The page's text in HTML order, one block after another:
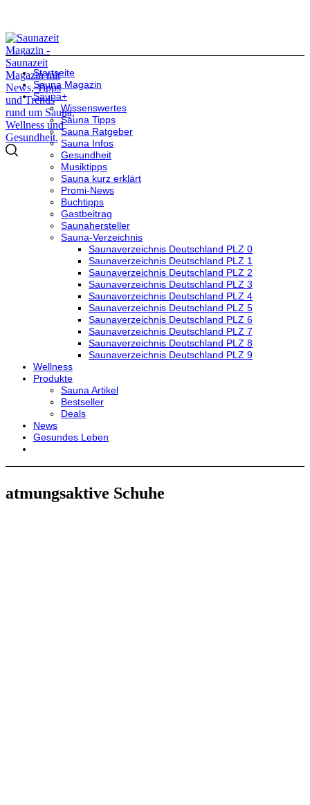
Startseite
Sauna Magazin
Sauna+
Wissenswertes
Sauna Tipps
Sauna Ratgeber
Sauna Infos
Gesundheit
Musiktipps
Sauna kurz erklärt
Promi-News
Buchtipps
Gastbeitrag
Saunahersteller
Sauna-Verzeichnis
Saunaverzeichnis Deutschland PLZ 0
Saunaverzeichnis Deutschland PLZ 1
Saunaverzeichnis Deutschland PLZ 2
Saunaverzeichnis Deutschland PLZ 3
Saunaverzeichnis Deutschland PLZ 4
Saunaverzeichnis Deutschland PLZ 5
Saunaverzeichnis Deutschland PLZ 6
Saunaverzeichnis Deutschland PLZ 7
Saunaverzeichnis Deutschland PLZ 8
Saunaverzeichnis Deutschland PLZ 9
Wellness
Produkte
Sauna Artikel
Bestseller
Deals
News
Gesundes Leben
atmungsaktive Schuhe